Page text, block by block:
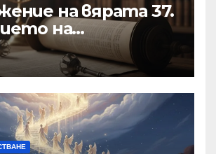
на вярата 37.
на
за
на Бъдещия